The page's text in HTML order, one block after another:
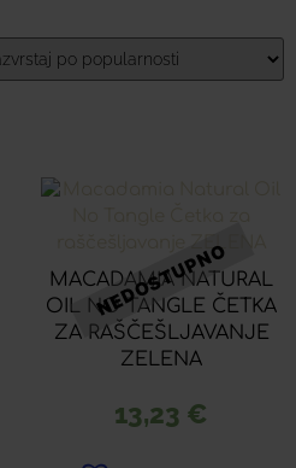
MACADAMIA NATURAL
OIL NO TANGLE ČETKA
ZA RAŠČEŠLJAVANJE
ZELENA
13,23 €